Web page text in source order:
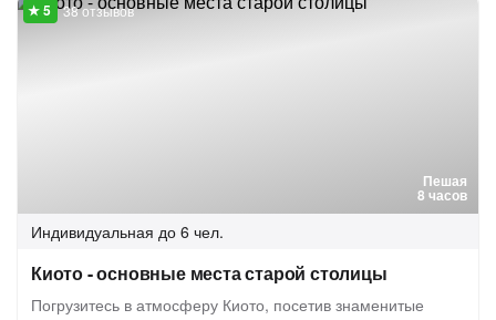
Пешая
8 часов
38 отзывов
Индивидуальная до 6 чел.
Киото - основные места старой столицы
Погрузитесь в атмосферу Киото, посетив знаменитые